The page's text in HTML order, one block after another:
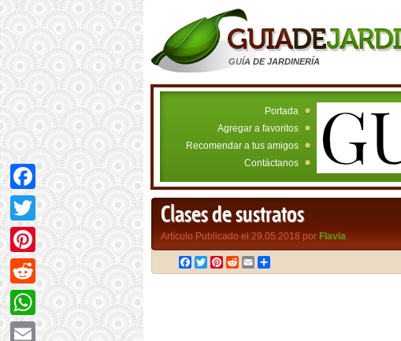
GUÍA DE JARDINERÍA
Portada
Agregar a favoritos
Recomendar a tus amigos
Contáctanos
Clases de sustratos
Artículo Publicado el 29.05.2018 por Flavia
Facebook
TwitterPinterest
RedditEmail
Facebook
Twitter
Pinterest
Reddit
WhatsApp